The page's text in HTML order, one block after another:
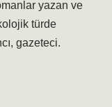
yazan ve
türde
gazeteci.